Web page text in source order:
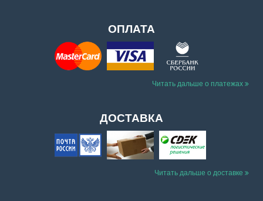
ОПЛАТА
Читать дальше о платежах
ДОСТАВКА
Читать дальше о доставке